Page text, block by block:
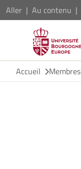
Aller Au contenu
Accueil
Membres